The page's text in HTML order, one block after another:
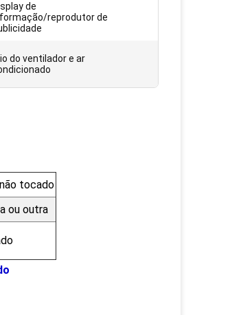
de
reprodutor de
do ventilador e ar
tocado
ou outra